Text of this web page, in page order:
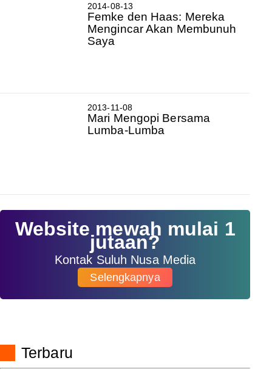
2014-08-13
Femke den Haas: Mereka
Mengincar Akan Membunuh
Saya
2013-11-08
Mari Mengopi Bersama
Lumba-Lumba
Website mewah mulai 1
jutaan?
Kontak Suluh Nusa Media
Selengkapnya
Terbaru